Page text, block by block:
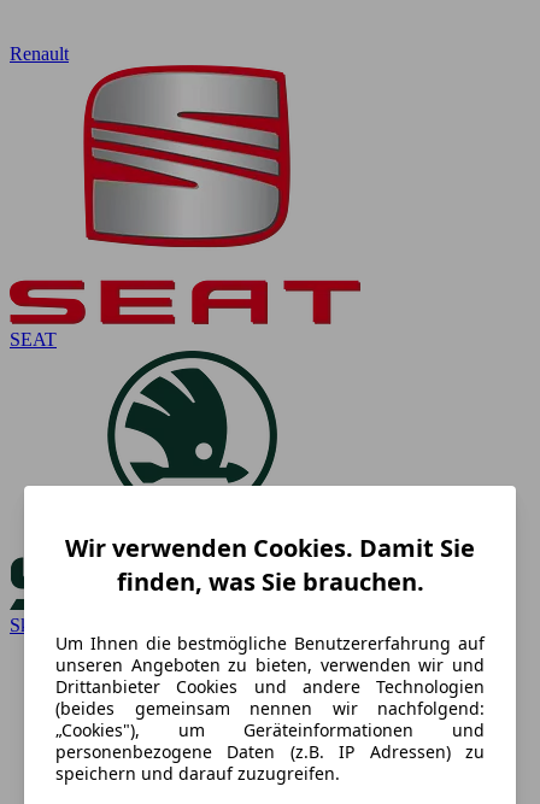
Renault
SEAT
Skoda
Wir verwenden Cookies. Damit Sie
finden, was Sie brauchen.
Um Ihnen die bestmögliche Benutzererfahrung auf
unseren Angeboten zu bieten, verwenden wir und
Drittanbieter Cookies und andere Technologien
(beides gemeinsam nennen wir nachfolgend:
„Cookies"), um Geräteinformationen und
personenbezogene Daten (z.B. IP Adressen) zu
speichern und darauf zuzugreifen.